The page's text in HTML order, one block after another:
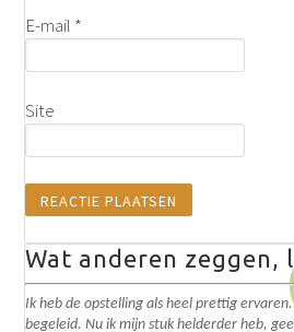
E-mail *
Site
Wat anderen zeggen,
Ik heb de opstelling als heel prettig
begeleid. Nu ik mijn stuk helderder heb,